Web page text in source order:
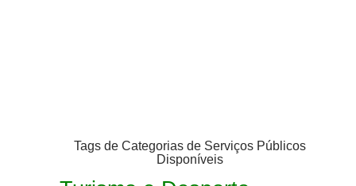
Tags de Categorias de Serviços Públicos
Disponíveis